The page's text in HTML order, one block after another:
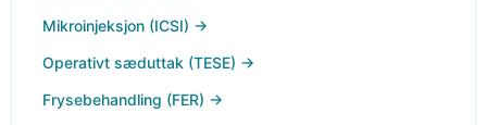
Mikroinjeksjon (ICSI) →
Operativt sæduttak (TESE) →
Frysebehandling (FER) →